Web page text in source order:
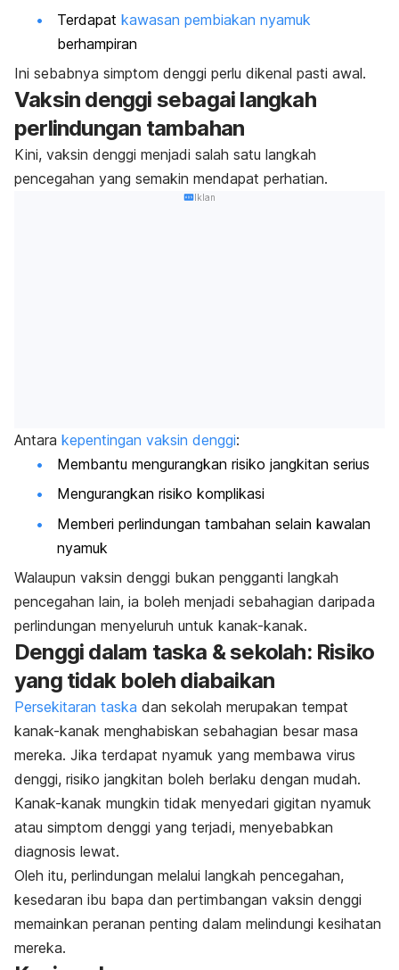
Terdapat kawasan pembiakan nyamuk
berhampiran
Ini sebabnya simptom denggi perlu dikenal pasti awal.
Vaksin denggi sebagai langkah
perlindungan tambahan
Kini, vaksin denggi menjadi salah satu langkah
pencegahan yang semakin mendapat perhatian.
Iklan
Antara kepentingan vaksin denggi:
Membantu mengurangkan risiko jangkitan serius
Mengurangkan risiko komplikasi
Memberi perlindungan tambahan selain kawalan
nyamuk
Walaupun vaksin denggi bukan pengganti langkah
pencegahan lain, ia boleh menjadi sebahagian daripada
perlindungan menyeluruh untuk kanak-kanak.
Denggi dalam taska & sekolah: Risiko
yang tidak boleh diabaikan
Persekitaran taska dan sekolah merupakan tempat
kanak-kanak menghabiskan sebahagian besar masa
mereka. Jika terdapat nyamuk yang membawa virus
denggi, risiko jangkitan boleh berlaku dengan mudah.
Kanak-kanak mungkin tidak menyedari gigitan nyamuk
atau simptom denggi yang terjadi, menyebabkan
diagnosis lewat.
Oleh itu, perlindungan melalui langkah pencegahan,
kesedaran ibu bapa dan pertimbangan vaksin denggi
memainkan peranan penting dalam melindungi kesihatan
mereka.